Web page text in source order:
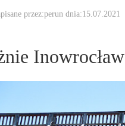
przez:perun dnia:15.07.2021
Inowrocław